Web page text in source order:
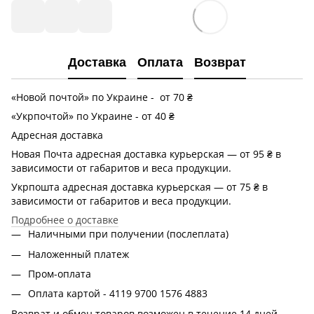
Доставка Оплата Возврат
«Новой почтой» по Украине - от 70 ₴
«Укрпочтой» по Украине - от 40 ₴
Адресная доставка
Новая Почта адресная доставка курьерская — от 95 ₴ в
зависимости от габаритов и веса продукции.
Укрпошта адресная доставка курьерская — от 75 ₴ в
зависимости от габаритов и веса продукции.
Подробнее о доставке
Наличными при получении (послеплата)
Наложенный платеж
Пром-оплата
Оплата картой - 4119 9700 1576 4883